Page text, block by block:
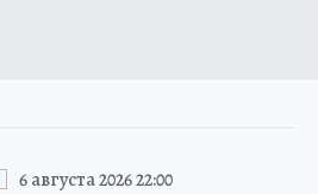
6 августа 2026 22:00